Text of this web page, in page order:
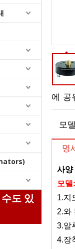
도 있
팅)
(36mm)
에 공
모
명
사양
모델:
1.지
2.와
3.알
4.장